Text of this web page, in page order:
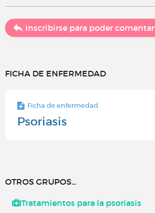
Inscribirse para poder comentar
FICHA DE ENFERMEDAD
Ficha de enfermedad
Psoriasis
OTROS GRUPOS...
Tratamientos para la psoriasis